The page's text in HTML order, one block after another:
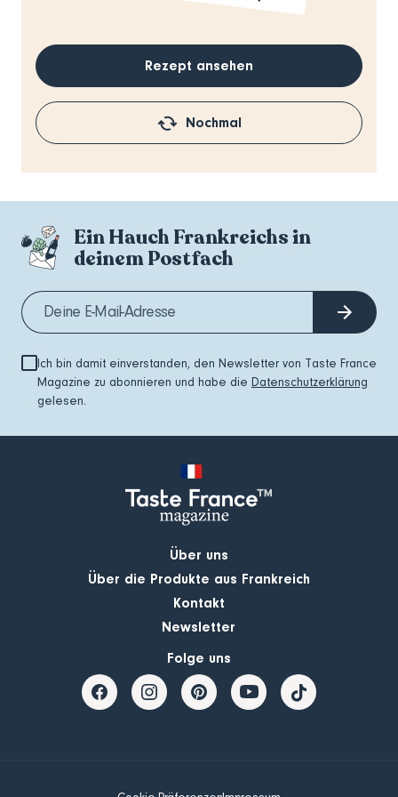
Rezept ansehen
Nochmal
Ein Hauch Frankreichs in
deinem Postfach
Ich bin damit einverstanden, den Newsletter von Taste France
Magazine zu abonnieren und habe die Datenschutzerklärung
gelesen.
Über uns
Über die Produkte aus Frankreich
Kontakt
Newsletter
Folge uns